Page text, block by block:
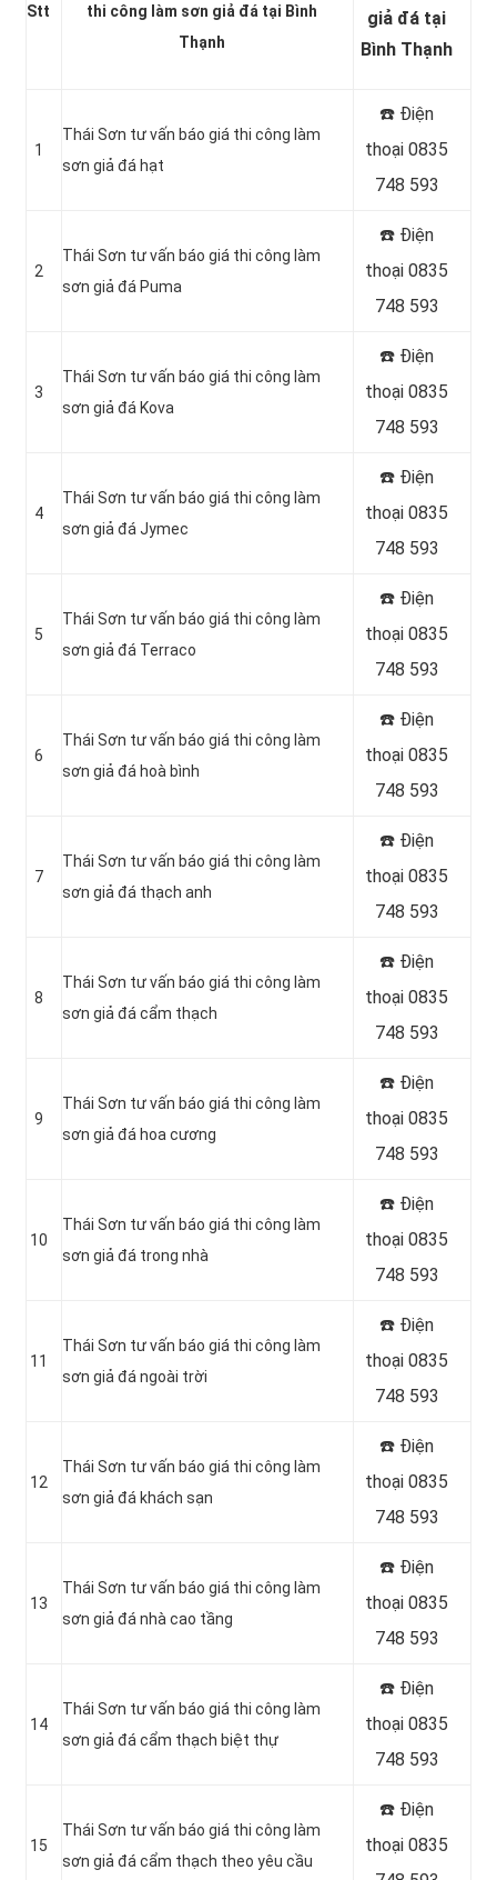
Stt
thi công làm sơn giả đá tại Bình
Thạnh
giả đá tại
Bình Thạnh
1
Thái Sơn tư vấn báo giá thi công làm
sơn giả đá hạt
☎️ Điện
thoại 0835
748 593
2
Thái Sơn tư vấn báo giá thi công làm
sơn giả đá Puma
☎️ Điện
thoại 0835
748 593
3
Thái Sơn tư vấn báo giá thi công làm
sơn giả đá Kova
☎️ Điện
thoại 0835
748 593
4
Thái Sơn tư vấn báo giá thi công làm
sơn giả đá Jymec
☎️ Điện
thoại 0835
748 593
5
Thái Sơn tư vấn báo giá thi công làm
sơn giả đá Terraco
☎️ Điện
thoại 0835
748 593
6
Thái Sơn tư vấn báo giá thi công làm
sơn giả đá hoà bình
☎️ Điện
thoại 0835
748 593
7
Thái Sơn tư vấn báo giá thi công làm
sơn giả đá thạch anh
☎️ Điện
thoại 0835
748 593
8
Thái Sơn tư vấn báo giá thi công làm
sơn giả đá cẩm thạch
☎️ Điện
thoại 0835
748 593
9
Thái Sơn tư vấn báo giá thi công làm
sơn giả đá hoa cương
☎️ Điện
thoại 0835
748 593
10
Thái Sơn tư vấn báo giá thi công làm
sơn giả đá trong nhà
☎️ Điện
thoại 0835
748 593
11
Thái Sơn tư vấn báo giá thi công làm
sơn giả đá ngoài trời
☎️ Điện
thoại 0835
748 593
12
Thái Sơn tư vấn báo giá thi công làm
sơn giả đá khách sạn
☎️ Điện
thoại 0835
748 593
13
Thái Sơn tư vấn báo giá thi công làm
sơn giả đá nhà cao tầng
☎️ Điện
thoại 0835
748 593
14
Thái Sơn tư vấn báo giá thi công làm
sơn giả đá cẩm thạch biệt thự
☎️ Điện
thoại 0835
748 593
15
Thái Sơn tư vấn báo giá thi công làm
sơn giả đá cẩm thạch theo yêu cầu
☎️ Điện
thoại 0835